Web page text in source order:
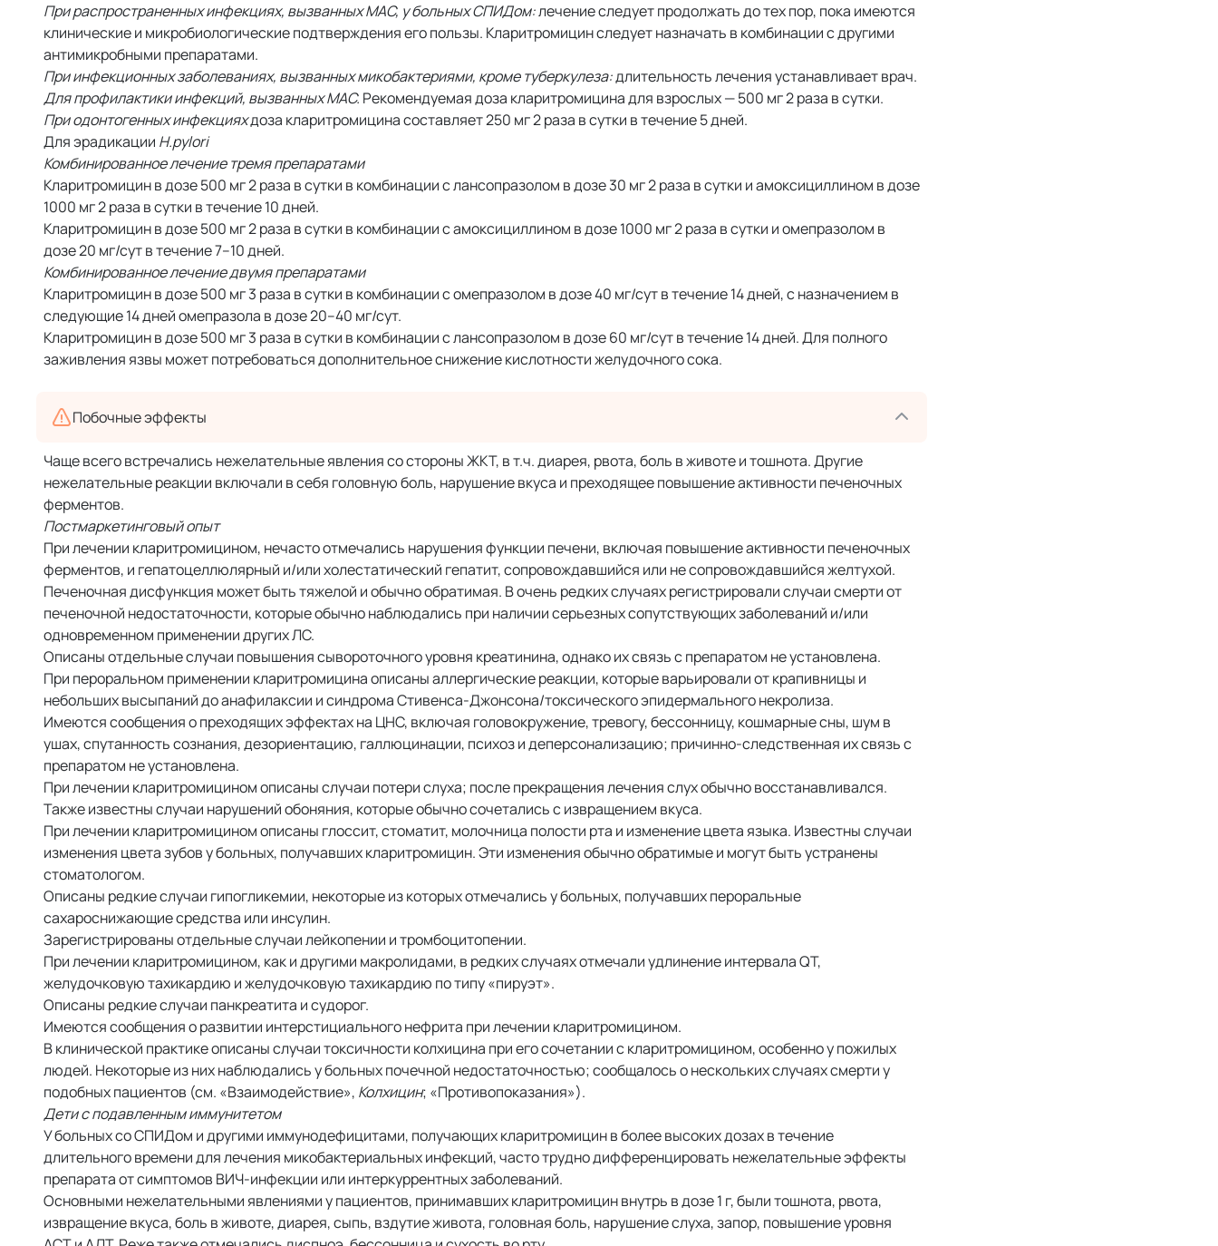
При распространенных инфекциях, вызванных MAC, у больных СПИДом:лечение следует продолжать до тех пор, пока имеются
клинические и микробиологические подтверждения его пользы. Кларитромицин следует назначать в комбинации с другими
антимикробными препаратами.
При инфекционных заболеваниях, вызванных микобактериями, кроме туберкулеза:длительность лечения устанавливает врач.
Для профилактики инфекций, вызванных MAC. Рекомендуемая доза кларитромицина для взрослых — 500 мг 2 раза в сутки.
При одонтогенных инфекцияхдоза кларитромицина составляет 250 мг 2 раза в сутки в течение 5 дней.
Для эрадикации H.pylori
Комбинированное лечение тремя препаратами
Кларитромицин в дозе 500 мг 2 раза в сутки в комбинации с лансопразолом в дозе 30 мг 2 раза в сутки и амоксициллином в дозе
1000 мг 2 раза в сутки в течение 10 дней.
Кларитромицин в дозе 500 мг 2 раза в сутки в комбинации с амоксициллином в дозе 1000 мг 2 раза в сутки и омепразолом в
дозе 20 мг/сут в течение 7–10 дней.
Комбинированное лечение двумя препаратами
Кларитромицин в дозе 500 мг 3 раза в сутки в комбинации с омепразолом в дозе 40 мг/сут в течение 14 дней, с назначением в
следующие 14 дней омепразола в дозе 20–40 мг/сут.
Кларитромицин в дозе 500 мг 3 раза в сутки в комбинации с лансопразолом в дозе 60 мг/сут в течение 14 дней. Для полного
заживления язвы может потребоваться дополнительное снижение кислотности желудочного сока.
Побочные эффекты
Чаще всего встречались нежелательные явления со стороны ЖКТ, в т.ч. диарея, рвота, боль в животе и тошнота. Другие
нежелательные реакции включали в себя головную боль, нарушение вкуса и преходящее повышение активности печеночных
ферментов.
Постмаркетинговый опыт
При лечении кларитромицином, нечасто отмечались нарушения функции печени, включая повышение активности печеночных
ферментов, и гепатоцеллюлярный и/или холестатический гепатит, сопровождавшийся или не сопровождавшийся желтухой.
Печеночная дисфункция может быть тяжелой и обычно обратимая. В очень редких случаях регистрировали случаи смерти от
печеночной недостаточности, которые обычно наблюдались при наличии серьезных сопутствующих заболеваний и/или
одновременном применении других ЛС.
Описаны отдельные случаи повышения сывороточного уровня креатинина, однако их связь с препаратом не установлена.
При пероральном применении кларитромицина описаны аллергические реакции, которые варьировали от крапивницы и
небольших высыпаний до анафилаксии и синдрома Стивенса-Джонсона/токсического эпидермального некролиза.
Имеются сообщения о преходящих эффектах на ЦНС, включая головокружение, тревогу, бессонницу, кошмарные сны, шум в
ушах, спутанность сознания, дезориентацию, галлюцинации, психоз и деперсонализацию; причинно-следственная их связь с
препаратом не установлена.
При лечении кларитромицином описаны случаи потери слуха; после прекращения лечения слух обычно восстанавливался.
Также известны случаи нарушений обоняния, которые обычно сочетались с извращением вкуса.
При лечении кларитромицином описаны глоссит, стоматит, молочница полости рта и изменение цвета языка. Известны случаи
изменения цвета зубов у больных, получавших кларитромицин. Эти изменения обычно обратимые и могут быть устранены
стоматологом.
Описаны редкие случаи гипогликемии, некоторые из которых отмечались у больных, получавших пероральные
сахароснижающие средства или инсулин.
Зарегистрированы отдельные случаи лейкопении и тромбоцитопении.
При лечении кларитромицином, как и другими макролидами, в редких случаях отмечали удлинение интервала QT,
желудочковую тахикардию и желудочковую тахикардию по типу «пируэт».
Описаны редкие случаи панкреатита и судорог.
Имеются сообщения о развитии интерстициального нефрита при лечении кларитромицином.
В клинической практике описаны случаи токсичности колхицина при его сочетании с кларитромицином, особенно у пожилых
людей. Некоторые из них наблюдались у больных почечной недостаточностью; сообщалось о нескольких случаях смерти у
подобных пациентов (см. «Взаимодействие», Колхицин; «Противопоказания»).
Дети с подавленным иммунитетом
У больных со СПИДом и другими иммунодефицитами, получающих кларитромицин в более высоких дозах в течение
длительного времени для лечения микобактериальных инфекций, часто трудно дифференцировать нежелательные эффекты
препарата от симптомов ВИЧ-инфекции или интеркуррентных заболеваний.
Основными нежелательными явлениями у пациентов, принимавших кларитромицин внутрь в дозе 1 г, были тошнота, рвота,
извращение вкуса, боль в животе, диарея, сыпь, вздутие живота, головная боль, нарушение слуха, запор, повышение уровня